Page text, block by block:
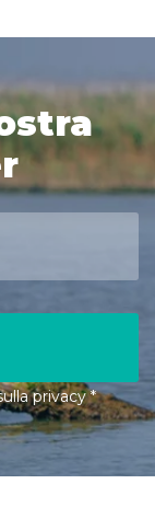
privacy *